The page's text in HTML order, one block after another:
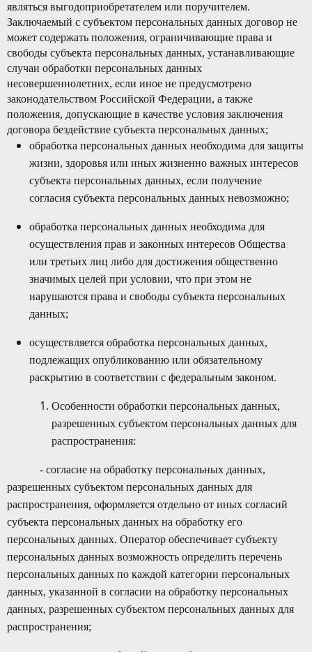
являться выгодоприобретателем или поручителем.
Заключаемый с субъектом персональных данных договор не
может содержать положения, ограничивающие права и
свободы субъекта персональных данных, устанавливающие
случаи обработки персональных данных
несовершеннолетних, если иное не предусмотрено
законодательством Российской Федерации, а также
положения, допускающие в качестве условия заключения
договора бездействие субъекта персональных данных;
обработка персональных данных необходима для защиты
жизни, здоровья или иных жизненно важных интересов
субъекта персональных данных, если получение
согласия субъекта персональных данных невозможно;
обработка персональных данных необходима для
осуществления прав и законных интересов Общества
или третьих лиц либо для достижения общественно
значимых целей при условии, что при этом не
нарушаются права и свободы субъекта персональных
данных;
осуществляется обработка персональных данных,
подлежащих опубликованию или обязательному
раскрытию в соответствии с федеральным законом.
Особенности обработки персональных данных,
разрешенных субъектом персональных данных для
распространения:
- согласие на обработку персональных данных,
разрешенных субъектом персональных данных для
распространения, оформляется отдельно от иных согласий
субъекта персональных данных на обработку его
персональных данных. Оператор обеспечивает субъекту
персональных данных возможность определить перечень
персональных данных по каждой категории персональных
данных, указанной в согласии на обработку персональных
данных, разрешенных субъектом персональных данных для
распространения;